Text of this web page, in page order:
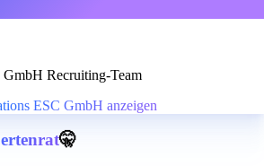
Recruiting-Team
ESC GmbH anzeigen
🤫